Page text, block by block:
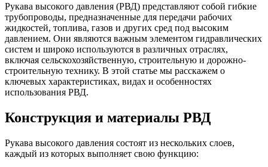
Рукава высокого давления (РВД) представляют собой гибкие
трубопроводы, предназначенные для передачи рабочих
жидкостей, топлива, газов и других сред под высоким
давлением. Они являются важным элементом гидравлических
систем и широко используются в различных отраслях,
включая сельскохозяйственную, строительную и дорожно-
строительную технику. В этой статье мы расскажем о
ключевых характеристиках, видах и особенностях
использования РВД.
Конструкция и материалы РВД
Рукава высокого давления состоят из нескольких слоев,
каждый из которых выполняет свою функцию: